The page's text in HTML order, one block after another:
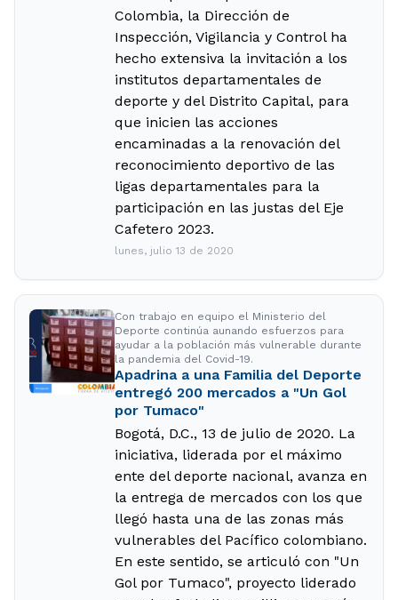
Colombia, la Dirección de
Inspección, Vigilancia y Control ha
hecho extensiva la invitación a los
institutos departamentales de
deporte y del Distrito Capital, para
que inicien las acciones
encaminadas a la renovación del
reconocimiento deportivo de las
ligas departamentales para la
participación en las justas del Eje
Cafetero 2023.
lunes, julio 13 de 2020
Con trabajo en equipo el Ministerio del
Deporte continúa aunando esfuerzos para
ayudar a la población más vulnerable durante
la pandemia del Covid-19.
Apadrina a una Familia del Deporte
entregó 200 mercados a "Un Gol
por Tumaco"
Bogotá, D.C., 13 de julio de 2020. La
iniciativa, liderada por el máximo
ente del deporte nacional, avanza en
la entrega de mercados con los que
llegó hasta una de las zonas más
vulnerables del Pacífico colombiano.
En este sentido, se articuló con "Un
Gol por Tumaco", proyecto liderado